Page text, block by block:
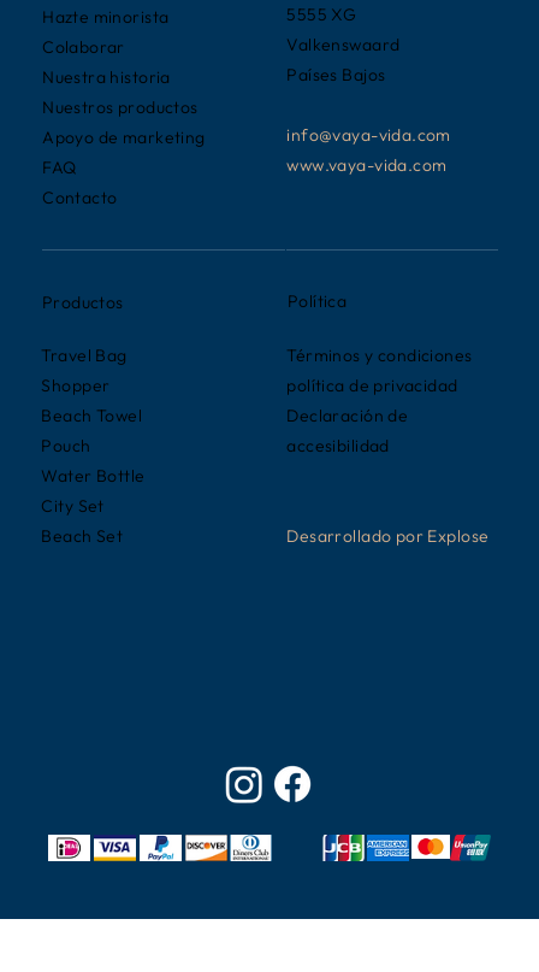
5555 XG
Valkenswaard
Países Bajos
info@vaya-vida.com
www.vaya-vida.com
Hazte minorista
Colaborar
Nuestra historia
Nuestros productos
Apoyo de marketing
FAQ
Contacto
Productos
Travel Bag
Shopper
Beach Towel
Pouch
Water Bottle
City Set
Beach Set
Política
Términos y condiciones
política de privacidad
Declaración de
accesibilidad
Desarrollado por Explose